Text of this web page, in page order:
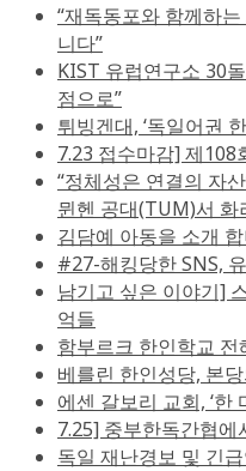
“재독동포와 함께하
니다”
KIST 유럽연구소 30
점으로”
튀빙겐대, ‘독일어권
7.23 접수마감] 제108
“정체성은 연결의 자
뮌헨 공대(TUM)서 화
김담예 아동을 소개
#27-해킹당한 SNS,
남기고 싶은 이야기]
억들
함부르크 한인학교
베를린 한인성당, 본
에센 갈보리 교회, ‘한
7.25] 중부한독간협에
독일 재난경보 및 긴